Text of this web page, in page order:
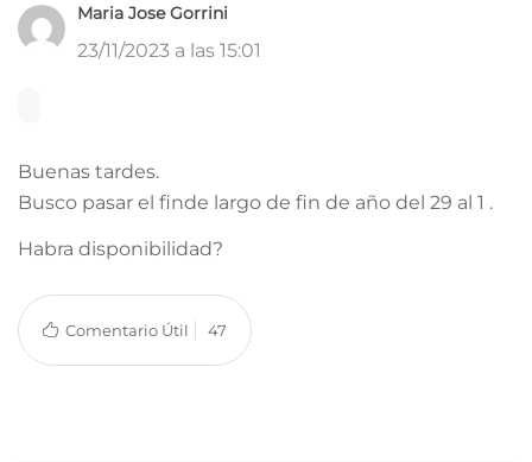
Maria Jose Gorrini
23/11/2023 a las 15:01
Buenas tardes.
Busco pasar el finde largo de fin de año del 29 al 1 .
Habra disponibilidad?
Comentario Útil 47